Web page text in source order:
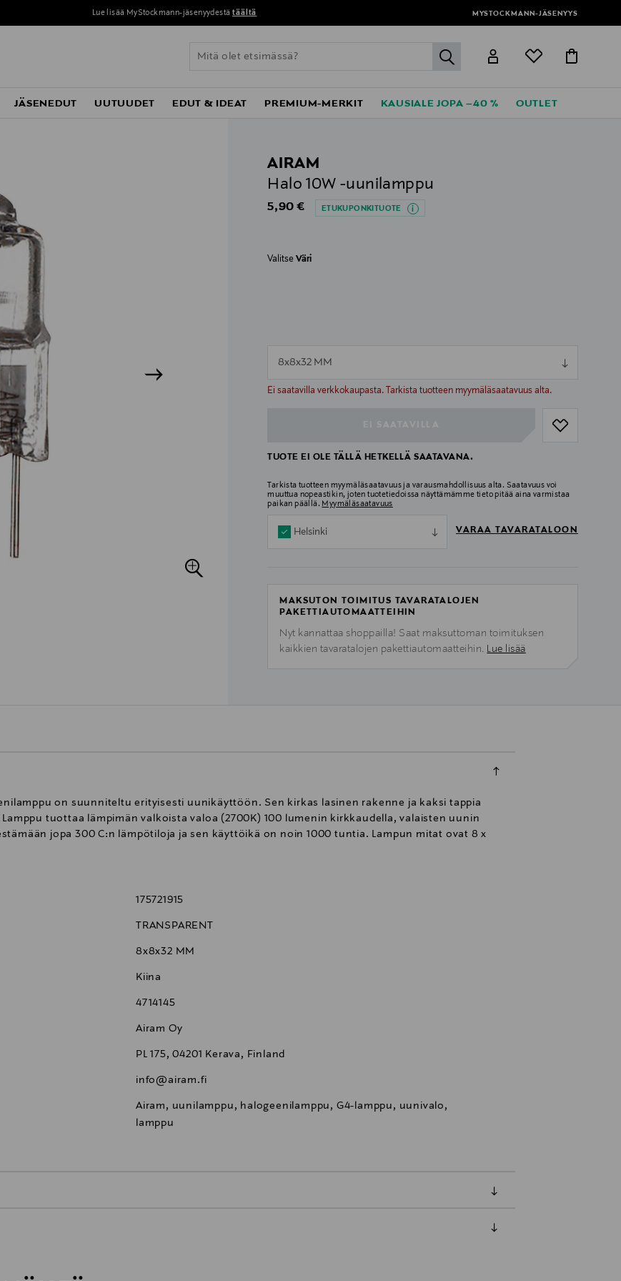
Lue lisää MyStockmann-jäsenyydestä täältä MYSTOCKMANN-JÄSENYYS
label.header.go
JÄSENEDUT UUTUUDET EDUT & IDEAT PREMIUM-MERKIT KAUSIALE JOPA –40 % OUTLET
AIRAM
Halo 10W -uunilamppu
Original Price
5,90 € ETUKUPONKITUOTE
ValitseVäri
8x8x32 MM
Ei saatavilla verkkokaupasta. Tarkista tuotteen myymäläsaatavuus alta.
null
TUOTE EI OLE TÄLLÄ HETKELLÄ SAATAVANA.
Tarkista tuotteen myymäläsaatavuus ja varausmahdollisuus alta. Saatavuus voi
muuttua nopeastikin, joten tuotetiedoissa näyttämämme tieto pitää aina varmistaa
paikan päällä. Myymäläsaatavuus
Helsinki VARAA TAVARATALOON
MAKSUTON TOIMITUS TAVARATALOJEN
PAKETTIAUTOMAATTEIHIN
Nyt kannattaa shoppailla! Saat maksuttoman toimituksen
kaikkien tavaratalojen pakettiautomaatteihin. Lue lisää
on suunniteltu erityisesti uunikäyttöön. Sen kirkas lasinen rakenne ja kaksi tappia
tuottaa lämpimän valkoista valoa (2700K) 100 lumenin kirkkaudella, valaisten uunin
jopa 300 C:n lämpötiloja ja sen käyttöikä on noin 1000 tuntia. Lampun mitat ovat 8 x
175721915
TRANSPARENT
8x8x32 MM
Kiina
4714145
Airam Oy
PL 175, 04201 Kerava, Finland
info@airam.fi
Airam, uunilamppu, halogeenilamppu, G4-lamppu, uunivalo,
lamppu